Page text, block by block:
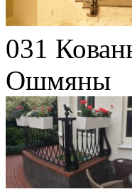
031
Ошмяны